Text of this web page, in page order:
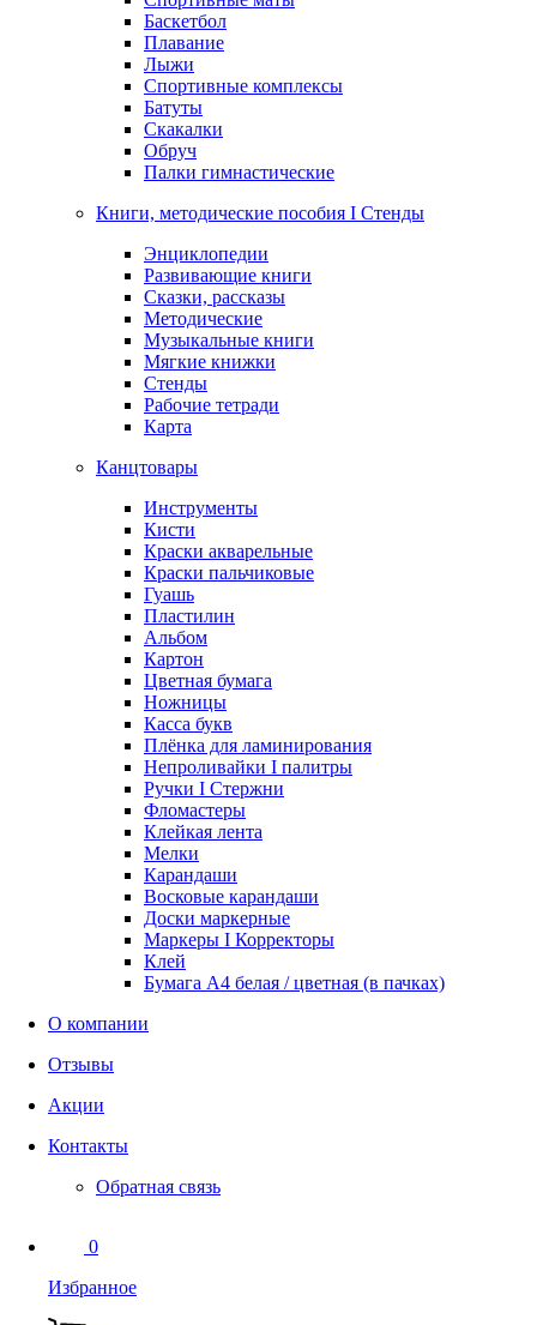
Баскетбол
Плавание
Лыжи
Спортивные комплексы
Батуты
Скакалки
Обруч
Палки гимнастические
Книги, методические пособия I Стенды
Энциклопедии
Развивающие книги
Сказки, рассказы
Методические
Музыкальные книги
Мягкие книжки
Стенды
Рабочие тетради
Карта
Канцтовары
Инструменты
Кисти
Краски акварельные
Краски пальчиковые
Гуашь
Пластилин
Альбом
Картон
Цветная бумага
Ножницы
Касса букв
Плёнка для ламинирования
Непроливайки I палитры
Ручки I Стержни
Фломастеры
Клейкая лента
Мелки
Карандаши
Восковые карандаши
Доски маркерные
Маркеры I Корректоры
Клей
Бумага А4 белая / цветная (в пачках)
О компании
Отзывы
Акции
Контакты
Обратная связь
0
Избранное